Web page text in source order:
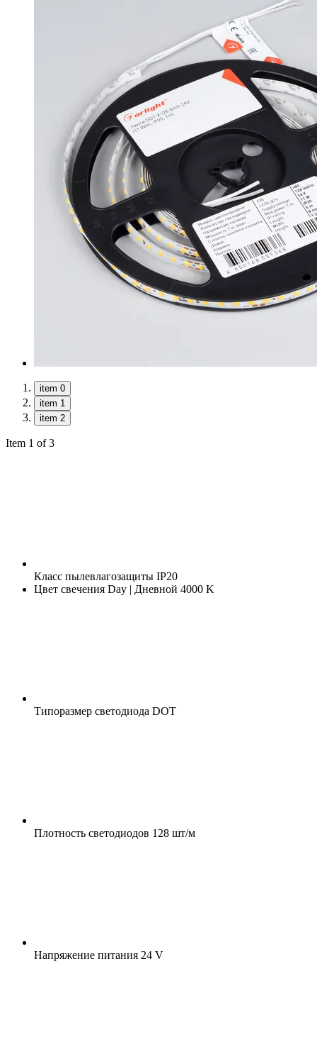
item 0
item 1
item 2
Item 1 of 3
Класс пылевлагозащиты IP20
Цвет свечения Day | Дневной 4000 K
Типоразмер светодиода DOT
Плотность светодиодов 128 шт/м
Напряжение питания 24 V